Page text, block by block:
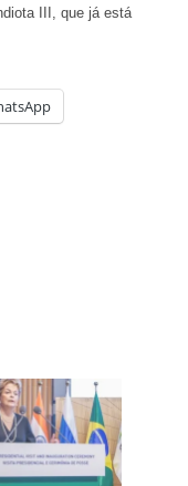
III, que já está